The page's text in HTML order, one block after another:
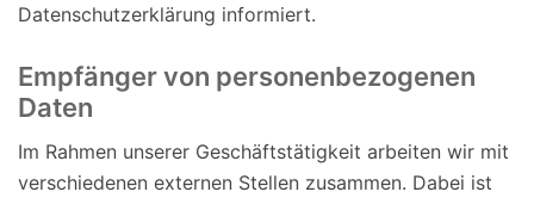
Datenschutzerklärung informiert.
Empfänger von personenbezogenen
Daten
Im Rahmen unserer Geschäftstätigkeit arbeiten wir mit
verschiedenen externen Stellen zusammen. Dabei ist